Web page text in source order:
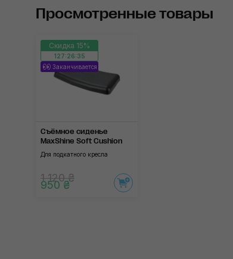
Просмотренные товары
Скидка 15%
127:26:34
Заканчивается
Съёмное сиденье
MaxShine Soft Cushion
Для подкатного кресла
1 120 ₴
950 ₴